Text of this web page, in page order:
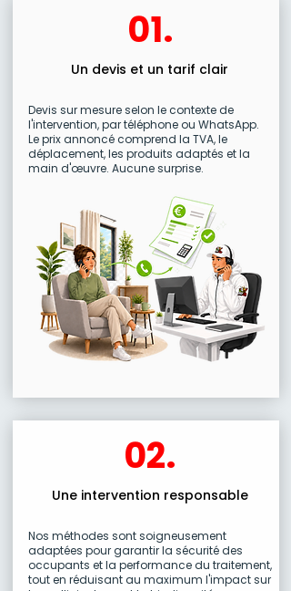
01.
Un devis et un tarif clair
Devis sur mesure selon le contexte de
l'intervention, par téléphone ou WhatsApp.
Le prix annoncé comprend la TVA, le
déplacement, les produits adaptés et la
main d'œuvre. Aucune surprise.
02.
Une intervention responsable
Nos méthodes sont soigneusement
adaptées pour garantir la sécurité des
occupants et la performance du traitement,
tout en réduisant au maximum l'impact sur